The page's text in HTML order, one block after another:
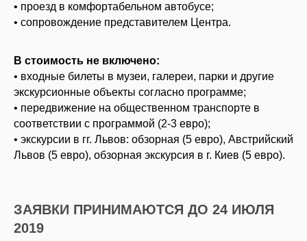
• проезд в комфортабельном автобусе;
• сопровождение представителем Центра.
В стоимость не включено:
• входные билеты в музеи, галереи, парки и другие
экскурсионные объекты согласно программе;
• передвижение на общественном транспорте в
соответствии с программой (2-3 евро);
• экскурсии в гг. Львов: обзорная (5 евро), Австрийский
Львов (5 евро), обзорная экскурсия в г. Киев (5 евро).
ЗАЯВКИ ПРИНИМАЮТСЯ ДО 24 ИЮЛЯ
2019